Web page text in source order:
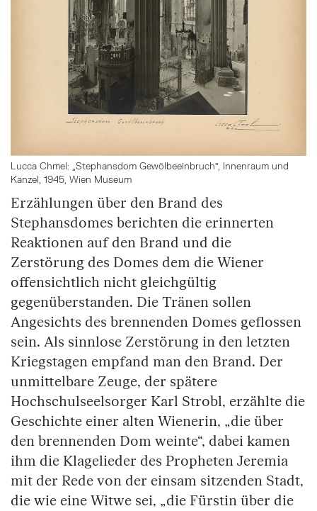
Lucca Chmel: „Stephansdom Gewölbeeinbruch", Innenraum und
Kanzel, 1945, Wien Museum
Erzählungen über den Brand des
Stephansdomes berichten die erinnerten
Reaktionen auf den Brand und die
Zerstörung des Domes dem die Wiener
offensichtlich nicht gleichgültig
gegenüberstanden. Die Tränen sollen
Angesichts des brennenden Domes geflossen
sein. Als sinnlose Zerstörung in den letzten
Kriegstagen empfand man den Brand. Der
unmittelbare Zeuge, der spätere
Hochschulseelsorger Karl Strobl, erzählte die
Geschichte einer alten Wienerin, „die über
den brennenden Dom weinte“, dabei kamen
ihm die Klagelieder des Propheten Jeremia
mit der Rede von der einsam sitzenden Stadt,
die wie eine Witwe sei, „die Fürstin über die